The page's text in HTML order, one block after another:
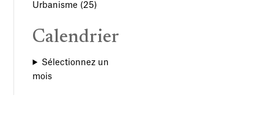
Urbanisme (25)
Calendrier
Sélectionnez un
mois